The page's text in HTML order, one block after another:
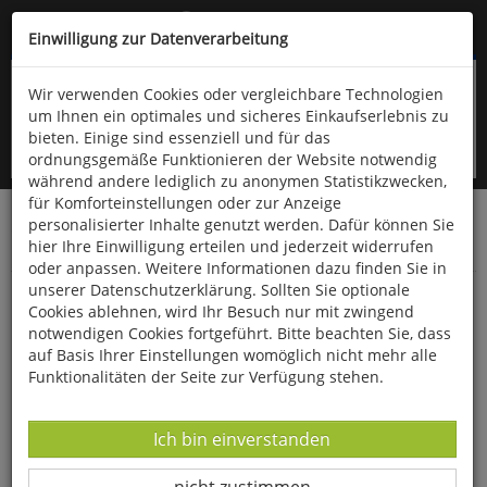
Kompletten Head der Seite überspringen
oder (06766) 9323-960
Startseite Bücher Downloads
Zeitschriften
Der Falke
Der Oulanka Nationalpark bei Kuusamo in
Finnland
Einwilligung zur Datenverarbeitung
Wir verwenden Cookies oder vergleichbare Technologien
um Ihnen ein optimales und sicheres Einkaufserlebnis zu
bieten. Einige sind essenziell und für das
ordnungsgemäße Funktionieren der Website notwendig
während andere lediglich zu anonymen Statistikzwecken,
für Komforteinstellungen oder zur Anzeige
personalisierter Inhalte genutzt werden. Dafür können Sie
hier Ihre Einwilligung erteilen und jederzeit widerrufen
oder anpassen. Weitere Informationen dazu finden Sie in
unserer Datenschutzerklärung. Sollten Sie optionale
Cookies ablehnen, wird Ihr Besuch nur mit zwingend
notwendigen Cookies fortgeführt. Bitte beachten Sie, dass
auf Basis Ihrer Einstellungen womöglich nicht mehr alle
Funktionalitäten der Seite zur Verfügung stehen.
Datenverarbeitung -
Ich bin einverstanden